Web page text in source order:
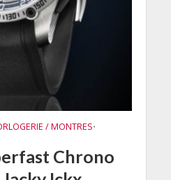
/ MONTRES•
Chrono